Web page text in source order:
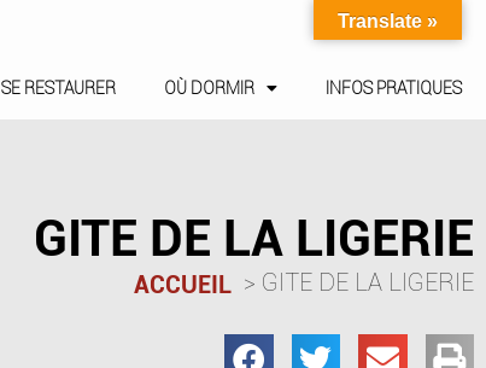
SE RESTAURER OÙ DORMIR INFOS PRATIQUES
GITE DE LA LIGERIE
ACCUEIL GITE DE LA LIGERIE
Translate »